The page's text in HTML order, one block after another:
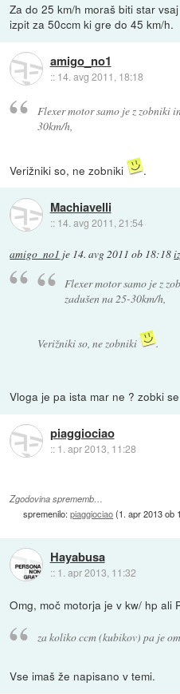
Za do 25 km/h moraš biti star
izpit za 50ccm ki gre do 45 km/h.
amigo_no1
:: 14. avg 2011, 18:18
Flexer motor samo je z zobniki
30km/h,
Verižniki so, ne zobniki .
Machiavelli
:: 14. avg 2011, 21:54
amigo_no1 je 14. avg 2011 ob 18:18
Flexer motor samo je z
zadušen na 25-30km/h,
Verižniki so, ne zobniki .
Vloga je pa ista mar ne ? zobki
piaggiociao
:: 1. apr 2013, 11:28
Zgodovina sprememb…
spremenilo:piaggiociao(1. apr 2013 ob
Hayabusa
:: 1. apr 2013, 11:32
Omg, moč motorja je v kw/ hp ali
za koliko ccm (kubikov) pa je
Vse imaš že napisano v temi.